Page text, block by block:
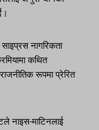
नागरिकता
कथित
राजनीतिक रूपमा प्रेरित
नाइस-माटिनलाई